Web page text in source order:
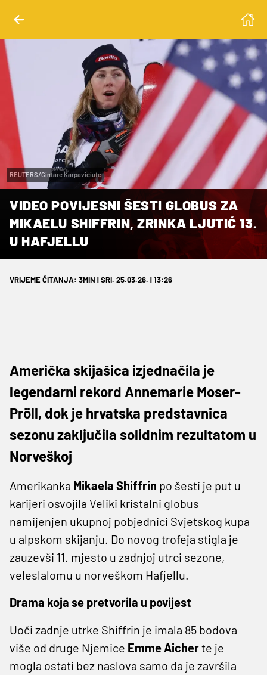
REUTERS/Gintare Karpaviciute
VIDEO POVIJESNI ŠESTI GLOBUS ZA
MIKAELU SHIFFRIN, ZRINKA LJUTIĆ 13.
U HAFJELLU
VRIJEME ČITANJA: 3MIN | SRI. 25.03.26. | 13:26
Američka skijašica izjednačila je
legendarni rekord Annemarie Moser-
Pröll, dok je hrvatska predstavnica
sezonu zaključila solidnim rezultatom u
Norveškoj
Amerikanka Mikaela Shiffrin po šesti je put u
karijeri osvojila Veliki kristalni globus
namijenjen ukupnoj pobjednici Svjetskog kupa
u alpskom skijanju. Do novog trofeja stigla je
zauzevši 11. mjesto u zadnjoj utrci sezone,
veleslalomu u norveškom Hafjellu.
Drama koja se pretvorila u povijest
Uoči zadnje utrke Shiffrin je imala 85 bodova
više od druge Njemice Emme Aicherte je
mogla ostati bez naslova samo da je završila